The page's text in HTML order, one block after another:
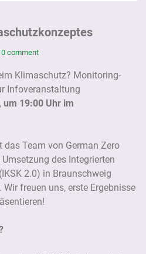
0 comment
Klimaschutz? Monitoring-
Infoveranstaltung
um 19:00 Uhr im
Team von German Zero
des Integrierten
2.0) in Braunschweig
freuen uns, erste Ergebnisse